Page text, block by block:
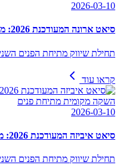
2026-03-10
סיאט ארונה המעודכנת 2026: מחיר החל מ- 132,900 ש"ח
תחילת שיווק מתיחת הפנים
קראו עוד
השקה מקומית מתיחת פנים
2026-03-10
סיאט איביזה המעודכנת 2026: מחיר החל מ- 122,390 ש"ח
תחילת שיווק מתיחת הפנים